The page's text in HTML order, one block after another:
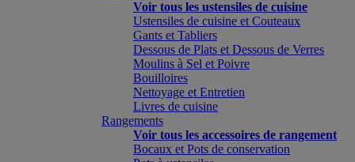
Voir tous les ustensiles de cuisine
Ustensiles de cuisine et Couteaux
Gants et Tabliers
Dessous de Plats et Dessous de Verres
Moulins à Sel et Poivre
Bouilloires
Nettoyage et Entretien
Livres de cuisine
Rangements
Voir tous les accessoires de rangement
Bocaux et Pots de conservation